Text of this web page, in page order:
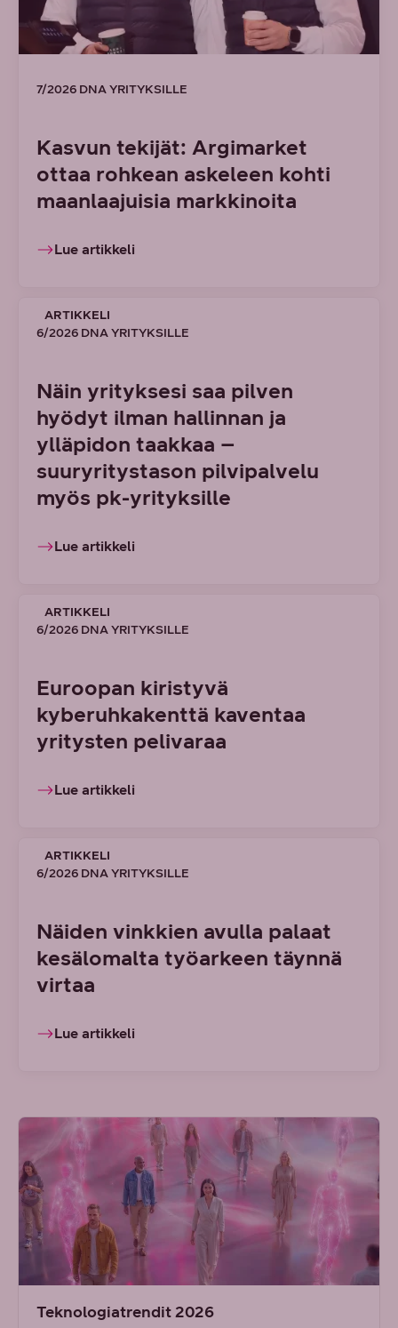
7/2026 DNA YRITYKSILLE
Kasvun tekijät: Argimarket
ottaa rohkean askeleen kohti
maanlaajuisia markkinoita
Lue artikkeli
ARTIKKELI
6/2026 DNA YRITYKSILLE
Näin yrityksesi saa pilven
hyödyt ilman hallinnan ja
ylläpidon taakkaa –
suuryritystason pilvipalvelu
myös pk-yrityksille
Lue artikkeli
ARTIKKELI
6/2026 DNA YRITYKSILLE
Euroopan kiristyvä
kyberuhkakenttä kaventaa
yritysten pelivaraa
Lue artikkeli
ARTIKKELI
6/2026 DNA YRITYKSILLE
Näiden vinkkien avulla palaat
kesälomalta työarkeen täynnä
virtaa
Lue artikkeli
Teknologiatrendit 2026